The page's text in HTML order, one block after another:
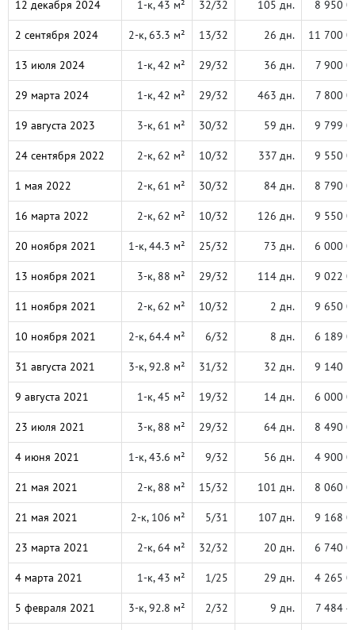
12 декабря 2024 1-к, 43 м² 32/32 105 дн. 8 950
2 сентября 2024 2-к, 63.3 м² 13/32 26 дн. 11 700
13 июля 2024 1-к, 42 м² 29/32 36 дн. 7 900
29 марта 2024 1-к, 42 м² 29/32 463 дн. 7 800
19 августа 2023 3-к, 61 м² 30/32 59 дн. 9 799
24 сентября 2022 2-к, 62 м² 10/32 337 дн. 9 550
1 мая 2022 2-к, 61 м² 30/32 84 дн. 8 790
16 марта 2022 2-к, 62 м² 10/32 126 дн. 9 550
20 ноября 2021 1-к, 44.3 м² 25/32 73 дн. 6 000
13 ноября 2021 3-к, 88 м² 29/32 114 дн. 9 022
11 ноября 2021 2-к, 62 м² 10/32 2 дн. 9 650
10 ноября 2021 2-к, 64.4 м² 6/32 8 дн. 6 189
31 августа 2021 3-к, 92.8 м² 31/32 32 дн. 9 140
9 августа 2021 1-к, 45 м² 19/32 14 дн. 6 000
23 июля 2021 3-к, 88 м² 29/32 64 дн. 8 490
4 июня 2021 1-к, 43.6 м² 9/32 56 дн. 4 900
21 мая 2021 2-к, 88 м² 15/32 101 дн. 8 060
21 мая 2021 2-к, 106 м² 5/31 107 дн. 9 168
23 марта 2021 2-к, 64 м² 32/32 20 дн. 6 740
4 марта 2021 1-к, 43 м² 1/25 29 дн. 4 265
5 февраля 2021 3-к, 92.8 м² 2/32 9 дн. 7 484